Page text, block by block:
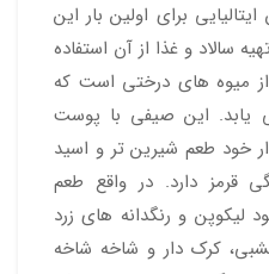
ایتالیایی برای اولین بار این
سالاد و غذا از آن استفاده
میوه های درختی است که
یابد. این صیفی با پوست
خود طعم شیرین تر و اسید
قرمز دارد. در واقع طعم
لیکوپن و رنگدانه های زرد
کرک دار و شاخه شاخه